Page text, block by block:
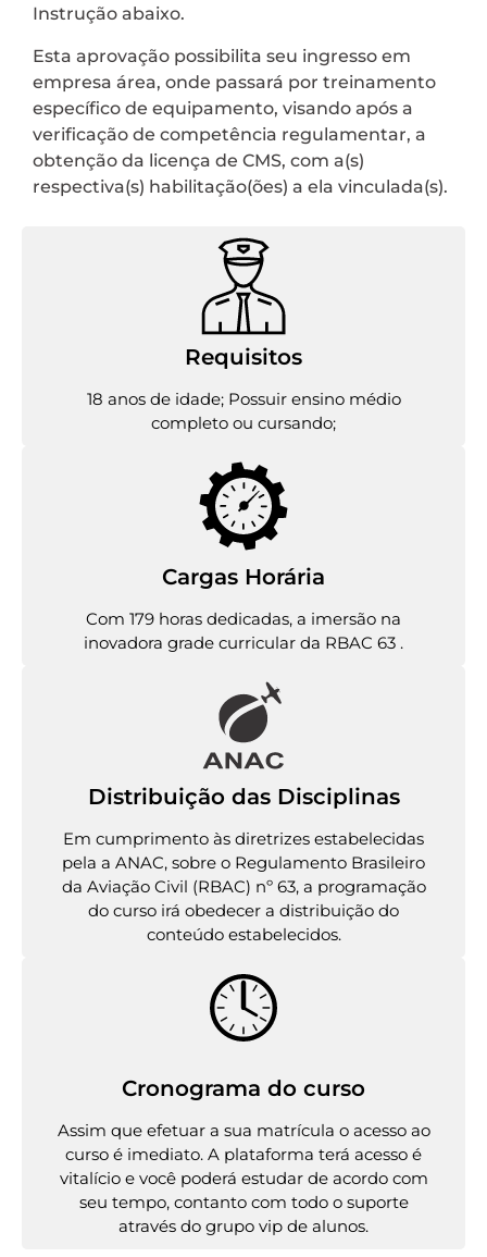
Instrução abaixo.
Esta aprovação possibilita seu ingresso em
empresa área, onde passará por treinamento
específico de equipamento, visando após a
verificação de competência regulamentar, a
obtenção da licença de CMS, com a(s)
respectiva(s) habilitação(ões) a ela vinculada(s).
Requisitos
18 anos de idade; Possuir ensino médio
completo ou cursando;
Cargas Horária
Com 179 horas dedicadas, a imersão na
inovadora grade curricular da RBAC 63 .
Distribuição das Disciplinas
Em cumprimento às diretrizes estabelecidas
pela a ANAC, sobre o Regulamento Brasileiro
da Aviação Civil (RBAC) nº 63, a programação
do curso irá obedecer a distribuição do
conteúdo estabelecidos.
Cronograma do curso
Assim que efetuar a sua matrícula o acesso ao
curso é imediato. A plataforma terá acesso é
vitalício e você poderá estudar de acordo com
seu tempo, contanto com todo o suporte
através do grupo vip de alunos.